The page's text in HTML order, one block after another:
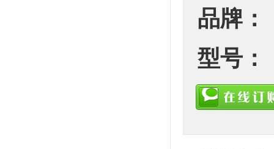
品牌：
型号：